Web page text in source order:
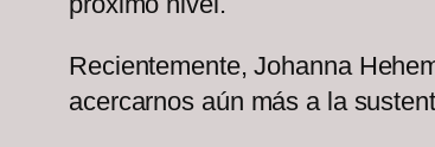
Recientemente, Johanna
acercarnos aún más a la